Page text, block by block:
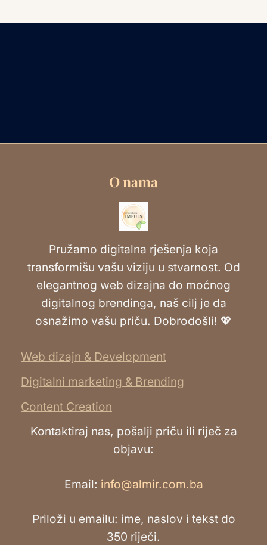
O nama
Pružamo digitalna rješenja koja
transformišu vašu viziju u stvarnost. Od
elegantnog web dizajna do moćnog
digitalnog brendinga, naš cilj je da
osnažimo vašu priču. Dobrodošli! 💖
Web dizajn & Development
Digitalni marketing & Brending
Content Creation
Kontaktiraj nas, pošalji priču ili riječ za
objavu:
Email: info@almir.com.ba
Priloži u emailu: ime, naslov i tekst do
350 riječi.